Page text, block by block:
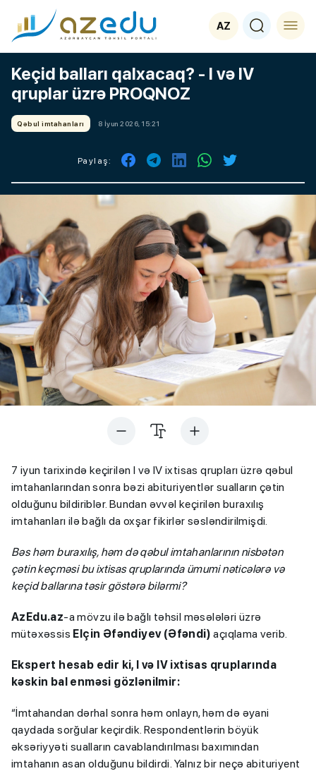
AZ
Keçid balları qalxacaq? - I və IV
qruplar üzrə PROQNOZ
Qəbul imtahanları 8 İyun 2026, 15:21
Paylaş:
7 iyun tarixində keçirilən I və IV ixtisas qrupları üzrə qəbul
imtahanlarından sonra bəzi abituriyentlər sualların çətin
olduğunu bildiriblər. Bundan əvvəl keçirilən buraxılış
imtahanları ilə bağlı da oxşar fikirlər səsləndirilmişdi.
Bəs həm buraxılış, həm də qəbul imtahanlarının nisbətən
çətin keçməsi bu ixtisas qruplarında ümumi nəticələrə və
keçid ballarına təsir göstərə bilərmi?
AzEdu.az-a mövzu ilə bağlı təhsil məsələləri üzrə
mütəxəssis Elçin Əfəndiyev (Əfəndi) açıqlama verib.
Ekspert hesab edir ki, I və IV ixtisas qruplarında
kəskin bal enməsi gözlənilmir:
“İmtahandan dərhal sonra həm onlayn, həm də əyani
qaydada sorğular keçirdik. Respondentlərin böyük
əksəriyyəti sualların cavablandırılması baxımından
imtahanın asan olduğunu bildirdi. Yalnız bir neçə abituriyent